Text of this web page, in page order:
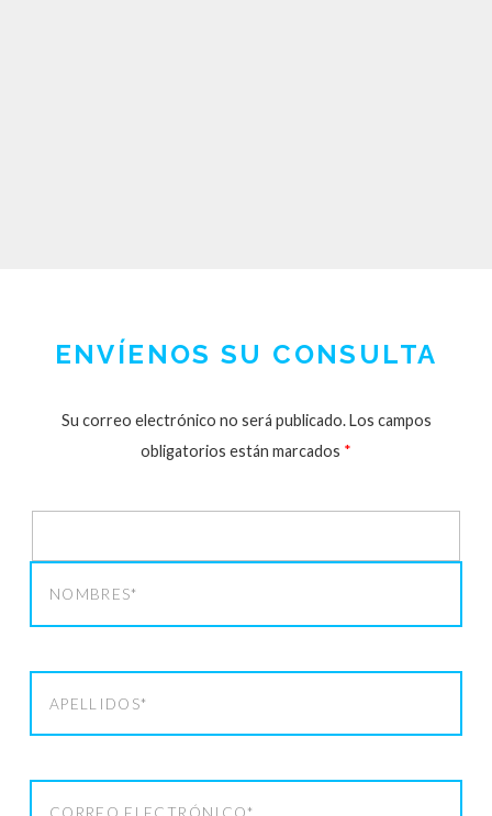
ENVÍENOS SU CONSULTA
Su correo electrónico no será publicado. Los campos
obligatorios están marcados *